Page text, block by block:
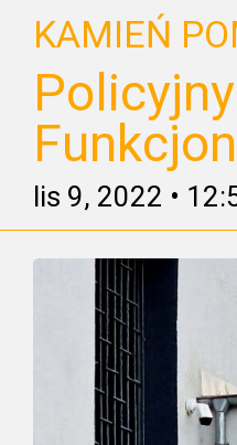
KAMIEŃ
lis 9, 2022 •